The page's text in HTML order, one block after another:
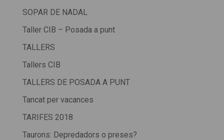
SOPAR DE NADAL
Taller CIB – Posada a punt
TALLERS
Tallers CIB
TALLERS DE POSADA A PUNT
Tancat per vacances
TARIFES 2018
Taurons: Depredadors o preses?